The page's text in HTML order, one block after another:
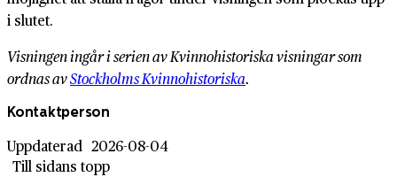
i slutet.
Visningen ingår i serien av Kvinnohistoriska visningar som
ordnas avStockholms Kvinnohistoriska.
Kontaktperson
Uppdaterad 2026-08-04
Till sidans topp